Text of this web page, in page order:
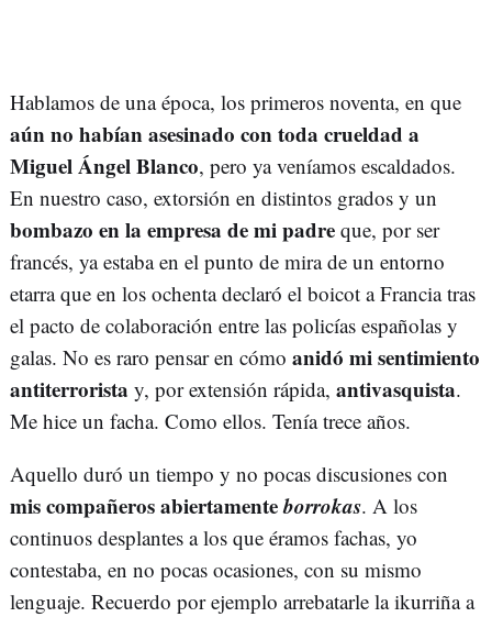
Hablamos de una época, los primeros noventa, en que
aún no habían asesinado con toda crueldad a
Miguel Ángel Blanco, pero ya veníamos escaldados.
En nuestro caso, extorsión en distintos grados y un
bombazo en la empresa de mi padre que, por ser
francés, ya estaba en el punto de mira de un entorno
etarra que en los ochenta declaró el boicot a Francia tras
el pacto de colaboración entre las policías españolas y
galas. No es raro pensar en cómo anidó mi sentimiento
antiterrorista y, por extensión rápida, antivasquista.
Me hice un facha. Como ellos. Tenía trece años.
Aquello duró un tiempo y no pocas discusiones con
mis compañeros abiertamenteborrokas. A los
continuos desplantes a los que éramos fachas, yo
contestaba, en no pocas ocasiones, con su mismo
lenguaje. Recuerdo por ejemplo arrebatarle la ikurriña a